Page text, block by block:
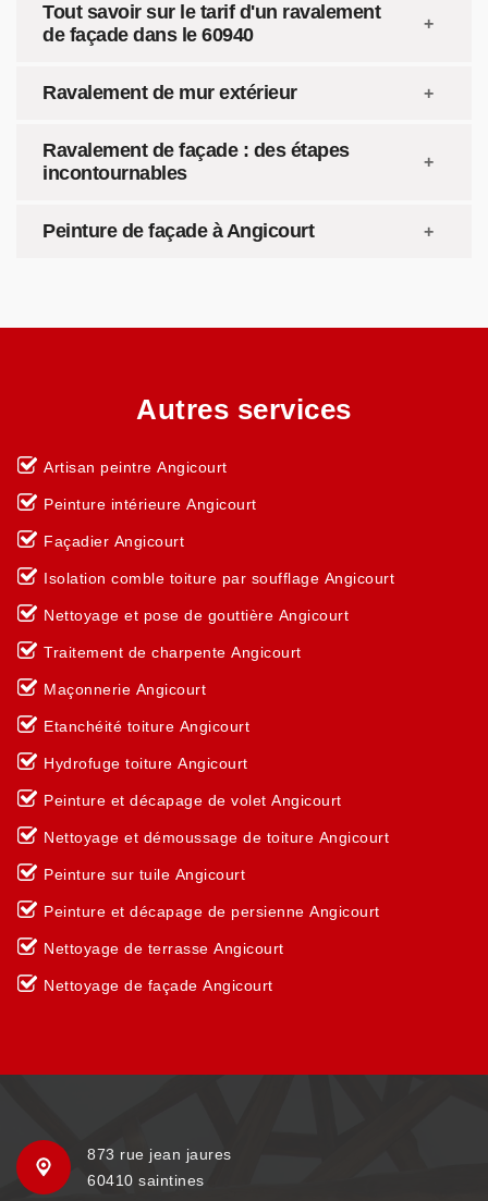
Tout savoir sur le tarif d'un ravalement
de façade dans le 60940
Ravalement de mur extérieur
Ravalement de façade : des étapes
incontournables
Peinture de façade à Angicourt
Autres services
Artisan peintre Angicourt
Peinture intérieure Angicourt
Façadier Angicourt
Isolation comble toiture par soufflage Angicourt
Nettoyage et pose de gouttière Angicourt
Traitement de charpente Angicourt
Maçonnerie Angicourt
Etanchéité toiture Angicourt
Hydrofuge toiture Angicourt
Peinture et décapage de volet Angicourt
Nettoyage et démoussage de toiture Angicourt
Peinture sur tuile Angicourt
Peinture et décapage de persienne Angicourt
Nettoyage de terrasse Angicourt
Nettoyage de façade Angicourt
873 rue jean jaures
60410 saintines